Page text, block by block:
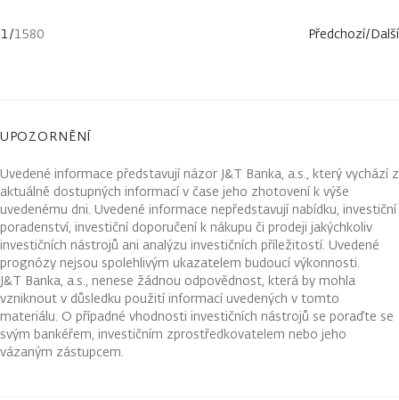
1/1580 Předchozí/Další
UPOZORNĚNÍ
Uvedené informace představují názor J&T Banka, a.s., který vychází z
aktuálně dostupných informací v čase jeho zhotovení k výše
uvedenému dni. Uvedené informace nepředstavují nabídku, investiční
poradenství, investiční doporučení k nákupu či prodeji jakýchkoliv
investičních nástrojů ani analýzu investičních příležitostí. Uvedené
prognózy nejsou spolehlivým ukazatelem budoucí výkonnosti.
J&T Banka, a.s., nenese žádnou odpovědnost, která by mohla
vzniknout v důsledku použití informací uvedených v tomto
materiálu. O případné vhodnosti investičních nástrojů se poraďte se
svým bankéřem, investičním zprostředkovatelem nebo jeho
vázaným zástupcem.